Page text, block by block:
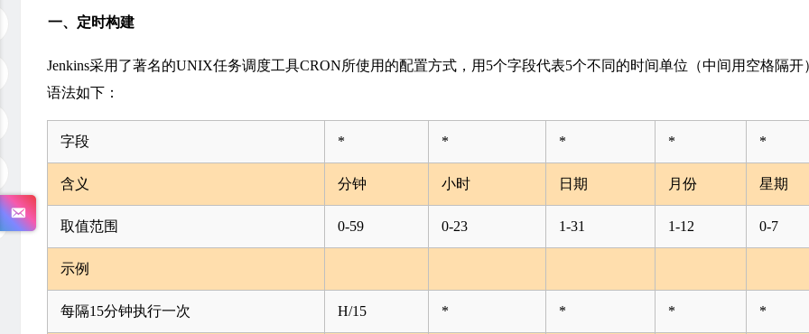
一、定时构建
Jenkins采用了著名的UNIX任务调度工具CRON所使用的配置方式，用5个字段代表5个不同的时间单位（中间用空格隔开
语法如下：
字段 * * * * *
含义 分钟 小时 日期 月份 星期
取值范围 0-59 0-23 1-31 1-12 0-7
示例
每隔15分钟执行一次 H/15 * * * *